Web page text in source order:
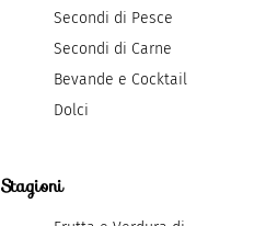
Secondi di Pesce
Secondi di Carne
Bevande e Cocktail
Dolci
Stagioni